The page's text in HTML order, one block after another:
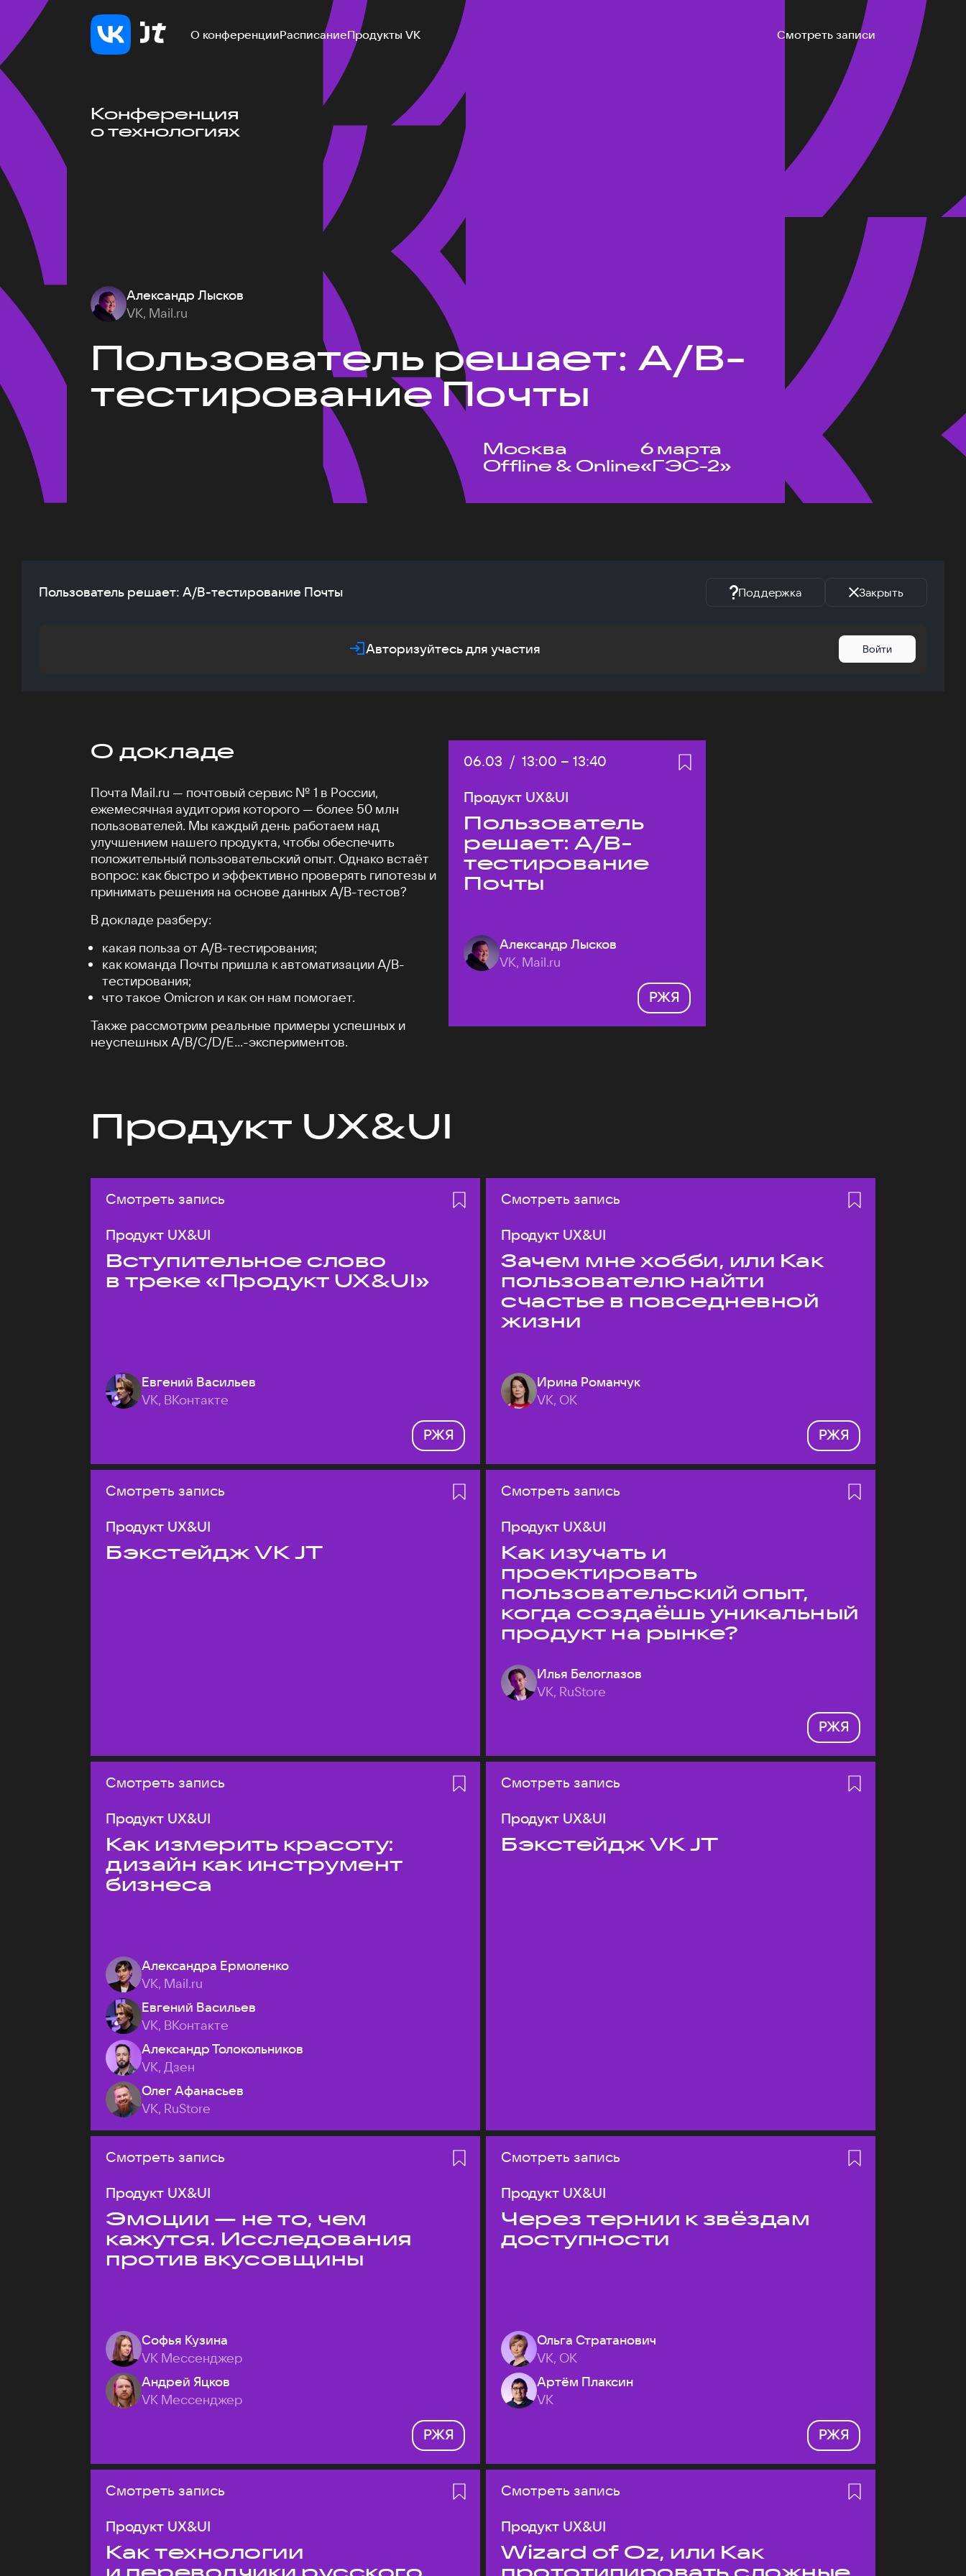
О конференцииРасписаниеПродукты VK Смотреть записи
Конференция
о технологиях
Александр Лысков
VK, Mail.ru
Пользователь решает: A/B-
тестирование Почты
Москва
Offline & Online
6 марта
«ГЭС-2»
Пользователь решает: A/B-тестирование Почты Поддержка Закрыть
Авторизуйтесь для участия Войти
О докладе
Почта Mail.ru — почтовый сервис № 1 в России,
ежемесячная аудитория которого — более 50 млн
пользователей. Мы каждый день работаем над
улучшением нашего продукта, чтобы обеспечить
положительный пользовательский опыт. Однако встаёт
вопрос: как быстро и эффективно проверять гипотезы и
принимать решения на основе данных A/B-тестов?
В докладе разберу:
какая польза от А/B-тестирования;
как команда Почты пришла к автоматизации A/B-
тестирования;
что такое Omicron и как он нам помогает.
Также рассмотрим реальные примеры успешных и
неуспешных A/B/C/D/E...-экспериментов.
Дата:
06.03 / Начало:
13:00 – Конец:
13:40
Продукт UX&UI
Пользователь
решает: A/B-
тестирование
Почты
Александр Лысков
VK, Mail.ru
РЖЯ
Продукт UX&UI
Смотреть запись
Продукт UX&UI
Вступительное слово
в треке «Продукт UX&UI»
Евгений Васильев
VK, ВКонтакте
РЖЯ
Смотреть запись
Продукт UX&UI
Зачем мне хобби, или Как
пользователю найти
счастье в повседневной
жизни
Ирина Романчук
VK, ОК
РЖЯ
Смотреть запись
Продукт UX&UI
Бэкстейдж VK JT
Смотреть запись
Продукт UX&UI
Как изучать и
проектировать
пользовательский опыт,
когда создаёшь уникальный
продукт на рынке?
Илья Белоглазов
VK, RuStore
РЖЯ
Смотреть запись
Продукт UX&UI
Как измерить красоту:
дизайн как инструмент
бизнеса
Александра Ермоленко
VK, Mail.ru
Евгений Васильев
VK, ВКонтакте
Александр Толокольников
VK, Дзен
Олег Афанасьев
VK, RuStore
Смотреть запись
Продукт UX&UI
Бэкстейдж VK JT
Смотреть запись
Продукт UX&UI
Эмоции — не то, чем
кажутся. Исследования
против вкусовщины
Софья Кузина
VK Мессенджер
Андрей Яцков
VK Мессенджер
РЖЯ
Смотреть запись
Продукт UX&UI
Через тернии к звёздам
доступности
Ольга Стратанович
VK, ОК
Артём Плаксин
VK
РЖЯ
Смотреть запись
Продукт UX&UI
Как технологии
Смотреть запись
Продукт UX&UI
Wizard of Oz, или Как